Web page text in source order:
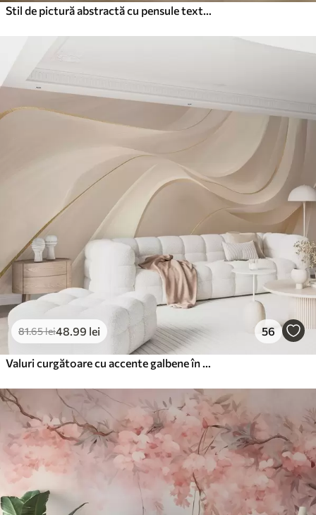
81.65lei48 .99 lei 56